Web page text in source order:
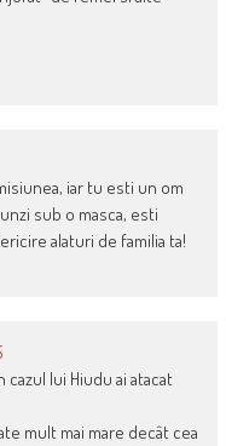
iar tu esti un om
sub o masca, esti
alaturi de familia ta!
cazul lui Hiudu ai atacat
mult mai mare decât cea